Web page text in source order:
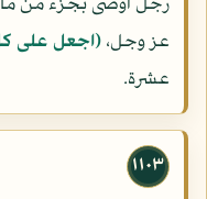
عز وجل، (اجعل على
عشرة.
١١٠٣